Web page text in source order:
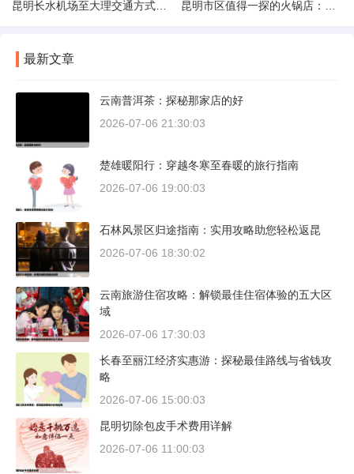
最新文章
云南普洱茶：探秘那家店的好
2026-07-06 21:30:03
楚雄暖阳行：穿越冬寒至春暖的旅行指南
2026-07-06 19:00:03
石林风景区归途指南：实用攻略助您轻松返昆
2026-07-06 18:30:02
云南旅游住宿攻略：解锁最佳住宿体验的五大区
域
2026-07-06 17:30:03
长春至丽江经济实惠游：探秘最佳路线与省钱攻
略
2026-07-06 15:00:03
昆明切除包皮手术费用详解
2026-07-06 11:00:03